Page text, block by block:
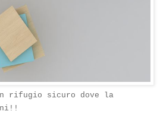
rifugio sicuro dove la